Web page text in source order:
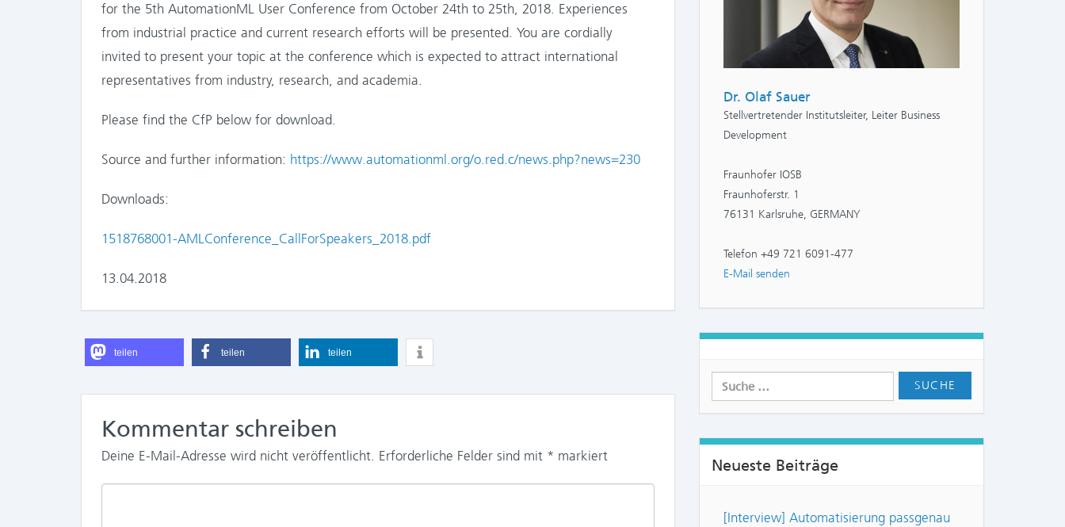
for the 5th AutomationML User Conference from October 24th to 25th, 2018. Experiences
from industrial practice and current research efforts will be presented. You are cordially
invited to present your topic at the conference which is expected to attract international
representatives from industry, research, and academia.
Please find the CfP below for download.
Source and further information: https://www.automationml.org/o.red.c/news.php?news=230
Downloads:
1518768001-AMLConference_CallForSpeakers_2018.pdf
13.04.2018
teilen teilen teilen
Kommentar schreiben
Deine E-Mail-Adresse wird nicht veröffentlicht. Erforderliche Felder sind mit * markiert
Dr. Olaf Sauer
Stellvertretender Institutsleiter, Leiter Business
Development
Fraunhofer IOSB
Fraunhoferstr. 1
76131 Karlsruhe, GERMANY
Telefon +49 721 6091-477
E-Mail senden
Neueste Beiträge
[Interview] Automatisierung passgenau